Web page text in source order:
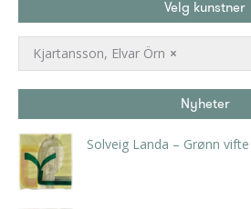
Velg kunstner
×
Kjartansson, Elvar Örn
Nyheter
Solveig Landa – Grønn vifte